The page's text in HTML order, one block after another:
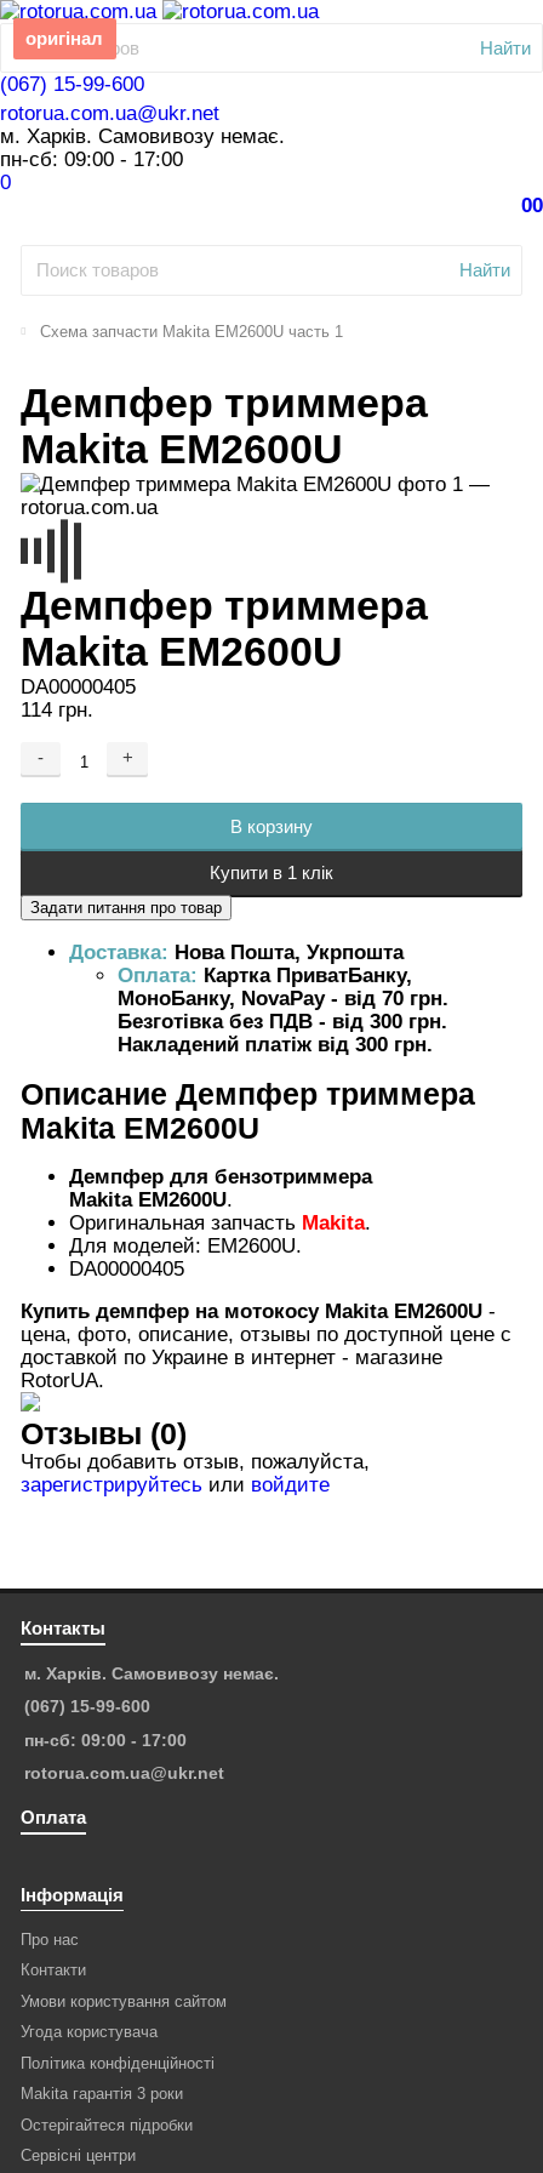
Найти
(067) 15-99-600
rotorua.com.ua@ukr.net
м. Харків. Самовивозу немає.
пн-сб: 09:00 - 17:00
0
00
Найти
Схема запчасти Makita EM2600U часть 1
Демпфер триммера
Makita EM2600U
оригінал
Демпфер триммера
Makita EM2600U
DA00000405
114 грн.
- +
В корзину
Купити в 1 клік
Доставка: Нова Пошта, Укрпошта
Оплата: Картка ПриватБанку,
МоноБанку, NovaPay - від 70 грн.
Безготівка без ПДВ - від 300 грн.
Накладений платіж від 300 грн.
Описание Демпфер триммера
Makita EM2600U
Демпфер для бензотриммера
Makita EM2600U.
Оригинальная запчасть Makita.
Для моделей: EM2600U.
DA00000405
Купить демпфер на мотокосу Makita EM2600U-
цена, фото, описание, отзывы по доступной цене с
доставкой по Украине в интернет - магазине
RotorUA.
Отзывы (0)
Чтобы добавить отзыв, пожалуйста,
зарегистрируйтесьили войдите
Контакты
м. Харків. Самовивозу немає.
(067) 15-99-600
пн-сб: 09:00 - 17:00
rotorua.com.ua@ukr.net
Оплата
Інформація
Про нас
Контакти
Умови користування сайтом
Угода користувача
Політика конфіденційності
Makita гарантія 3 роки
Остерігайтеся підробки
Сервісні центри